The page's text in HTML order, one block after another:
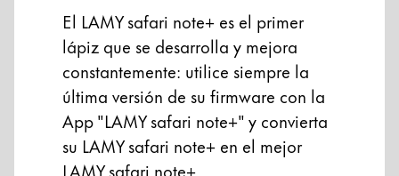
El LAMY safari note+ es el primer
lápiz que se desarrolla y mejora
constantemente: utilice siempre la
última versión de su firmware con la
App "LAMY safari note+" y convierta
su LAMY safari note+ en el mejor
LAMY safari note+.